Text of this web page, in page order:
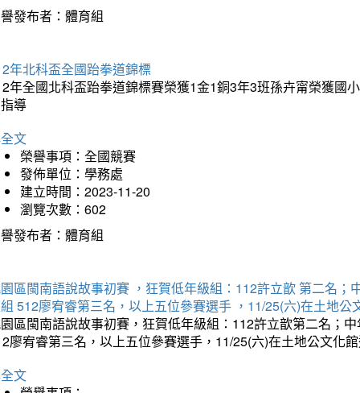
發布者：體育組
年北科盃全國跆拳道錦標
年全國北科盃跆拳道錦標賽榮獲1金1銅3年3班孫卉甯榮獲國
導
文
榮譽事項：全國競賽
發佈單位：學務處
建立時間：2023-11-20
瀏覽次數：602
發布者：體育組
區閩南語說故事初賽 ，狂賀低年級組：112許立歆 第二名
512廖宥睿第三名，以上五位參賽選手 ，11/25(六)在土地公
區閩南語說故事初賽，狂賀低年級組：112許立歆第二名；
廖宥睿第三名，以上五位參賽選手，11/25(六)在土地公文化
文